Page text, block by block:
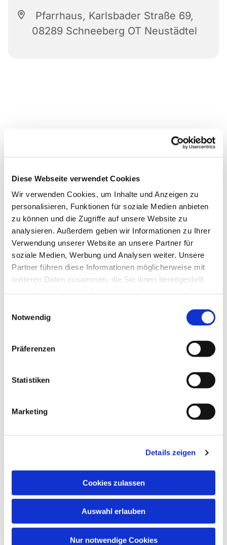
Diese Webseite verwendet Cookies
Wir verwenden Cookies, um Inhalte und Anzeigen zu
personalisieren, Funktionen für soziale Medien anbieten
zu können und die Zugriffe auf unsere Website zu
analysieren. Außerdem geben wir Informationen zu Ihrer
Verwendung unserer Website an unsere Partner für
soziale Medien, Werbung und Analysen weiter. Unsere
Partner führen diese Informationen möglicherweise mit
weiteren Daten zusammen, die Sie ihnen bereitgestellt
Notwendig
Präferenzen
Statistiken
Marketing
Details zeigen
Cookies zulassen
Auswahl erlauben
Nur notwendige Cookies
Pfarrhaus, Karlsbader Straße 69,
08289 Schneeberg OT Neustädtel